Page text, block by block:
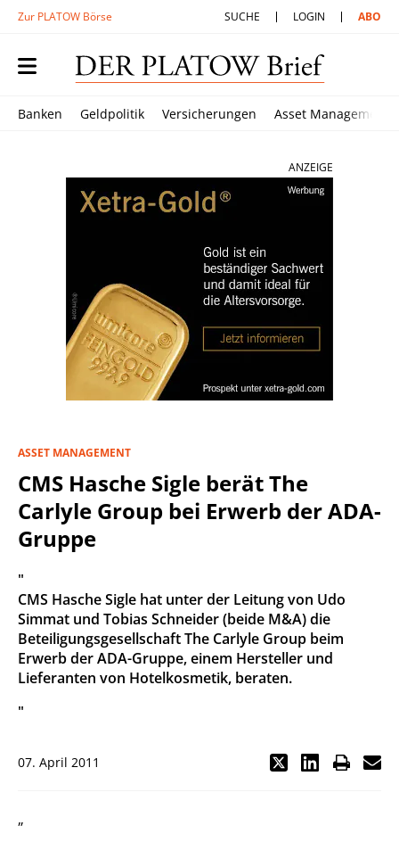
Zur PLATOW Börse SUCHE LOGIN ABO
Banken Geldpolitik Versicherungen Asset Management
ANZEIGE
ASSET MANAGEMENT
CMS Hasche Sigle berät The
Carlyle Group bei Erwerb der ADA-
Gruppe
"
CMS Hasche Sigle hat unter der Leitung von Udo
Simmat und Tobias Schneider (beide M&A) die
Beteiligungsgesellschaft The Carlyle Group beim
Erwerb der ADA-Gruppe, einem Hersteller und
Lieferanten von Hotelkosmetik, beraten.
"
07. April 2011
„